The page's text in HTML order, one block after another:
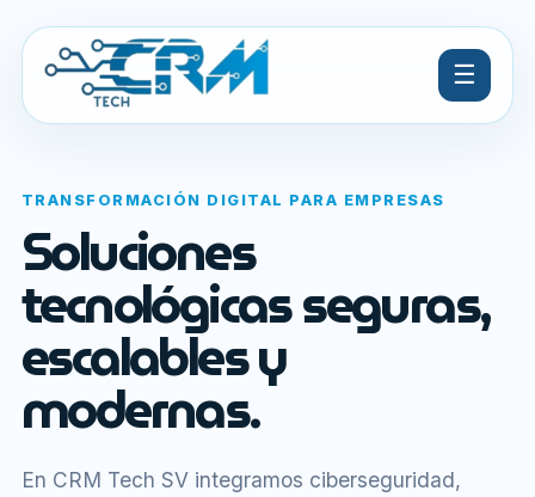
☰
TRANSFORMACIÓN DIGITAL PARA EMPRESAS
Soluciones
tecnológicas seguras,
escalables y
modernas.
En CRM Tech SV integramos ciberseguridad,